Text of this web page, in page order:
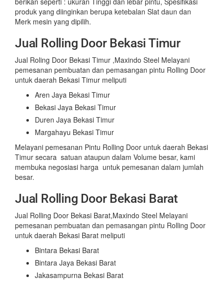
produk yang diinginkan berupa ketebalan Slat daun dan
Merk mesin yang dipilih.
Jual Rolling Door Bekasi Timur
Jual Roling Door Bekasi Timur ,Maxindo Steel Melayani
pemesanan pembuatan dan pemasangan pintu Rolling Door
untuk daerah Bekasi Timur meliputi
Aren Jaya Bekasi Timur
Bekasi Jaya Bekasi Timur
Duren Jaya Bekasi Timur
Margahayu Bekasi Timur
Melayani pemesanan Pintu Rolling Door untuk daerah Bekasi
Timur secara satuan ataupun dalam Volume besar, kami
membuka negosiasi harga untuk pemesanan dalam jumlah
besar.
Jual Rolling Door Bekasi Barat
Jual Rolling Door Bekasi Barat,Maxindo Steel Melayani
pemesanan pembuatan dan pemasangan pintu Rolling Door
untuk daerah Bekasi Barat meliputi
Bintara Bekasi Barat
Bintara Jaya Bekasi Barat
Jakasampurna Bekasi Barat